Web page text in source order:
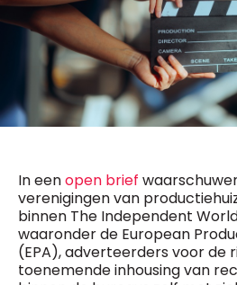
In eenopen brief
verenigingen van
binnen The Independent
waaronder de European
(EPA), adverteerders voor de
toenemende inhousing van
Fred Bouchar
0498 88 64 89
f.bouchar@mm.be
Chief Editor
Griet Byl
Chief Editor
Damien Lemaire
0477 37 31 65
d.lemaire@mm.be
BEVESTIGEN
Daily
5 x week
10 x year
10 x year
4 x year